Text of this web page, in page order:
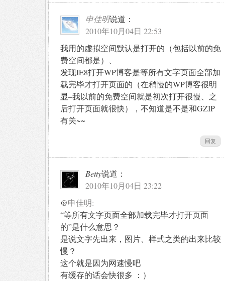
申佳明说道：
2010年10月04日 22:53
我用的虚拟空间默认是打开的（包括以前的免
费空间都是）、
发现IE8打开WP博客是等所有文字页面全部加
载完毕才打开页面的（在稍慢的WP博客很明
显–我以前的免费空间就是初次打开很慢、之
后打开页面就很快），不知道是不是和GZIP
有关~~
回复
Betty说道：
2010年10月04日 23:22
@申佳明:
“等所有文字页面全部加载完毕才打开页面
的”是什么意思？
是说文字先出来，图片、样式之类的出来比较
慢？
这个就是因为网速慢吧
有缓存的话会快很多 ：）